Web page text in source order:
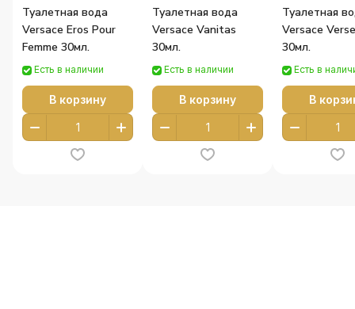
Туалетная вода
Versace Eros Pour
Femme 30мл.
Есть в наличии
В корзину
Туалетная вода
Versace Vanitas
30мл.
Есть в наличии
В корзину
Туалетная
Versace
30мл.
Есть в
В